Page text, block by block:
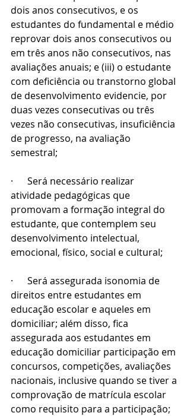
dois anos consecutivos, e os
estudantes do fundamental e médio
reprovar dois anos consecutivos ou
em três anos não consecutivos, nas
avaliações anuais; e (iii) o estudante
com deficiência ou transtorno global
de desenvolvimento evidencie, por
duas vezes consecutivas ou três
vezes não consecutivas, insuficiência
de progresso, na avaliação
semestral;
·      Será necessário realizar
atividade pedagógicas que
promovam a formação integral do
estudante, que contemplem seu
desenvolvimento intelectual,
emocional, físico, social e cultural;
·      Será assegurada isonomia de
direitos entre estudantes em
educação escolar e aqueles em
domiciliar; além disso, fica
assegurada aos estudantes em
educação domiciliar participação em
concursos, competições, avaliações
nacionais, inclusive quando se tiver a
comprovação de matrícula escolar
como requisito para a participação;